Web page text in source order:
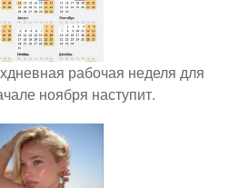
рабочая неделя для
ноября наступит.